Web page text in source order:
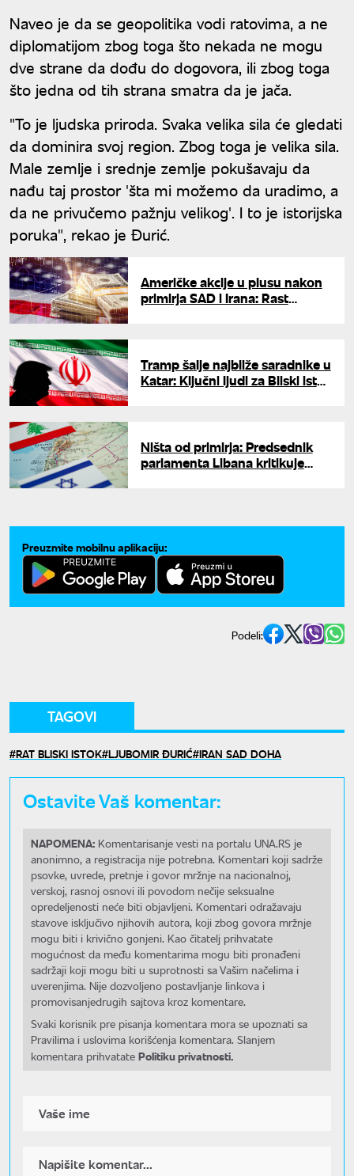
Naveo je da se geopolitika vodi ratovima, a ne
diplomatijom zbog toga što nekada ne mogu
dve strane da dođu do dogovora, ili zbog toga
što jedna od tih strana smatra da je jača.
"To je ljudska priroda. Svaka velika sila će gledati
da dominira svoj region. Zbog toga je velika sila.
Male zemlje i srednje zemlje pokušavaju da
nađu taj prostor 'šta mi možemo da uradimo, a
da ne privučemo pažnju velikog'. I to je istorijska
poruka", rekao je Đurić.
Američke akcije u plusu nakon
primirja SAD i Irana: Rast
Tramp šalje najbliže saradnike u
Katar: Ključni ljudi za Bliski istok
Ništa od primirja: Predsednik
parlamenta Libana kritikuje
Preuzmite mobilnu aplikaciju:
Podeli:
TAGOVI
RAT BLISKI ISTOK LJUBOMIR ĐURIĆ IRAN SAD DOHA
Ostavite Vaš komentar:
NAPOMENA: Komentarisanje vesti na portalu UNA.RS je
anonimno, a registracija nije potrebna. Komentari koji sadrže
psovke, uvrede, pretnje i govor mržnje na nacionalnoj,
verskoj, rasnoj osnovi ili povodom nečije seksualne
opredeljenosti neće biti objavljeni. Komentari odražavaju
stavove isključivo njihovih autora, koji zbog govora mržnje
mogu biti i krivično gonjeni. Kao čitatelj prihvatate
mogućnost da među komentarima mogu biti pronađeni
sadržaji koji mogu biti u suprotnosti sa Vašim načelima i
uverenjima. Nije dozvoljeno postavljanje linkova i
promovisanjedrugih sajtova kroz komentare.
Svaki korisnik pre pisanja komentara mora se upoznati sa
Pravilima i uslovima korišćenja komentara. Slanjem
komentara prihvatate Politiku privatnosti.